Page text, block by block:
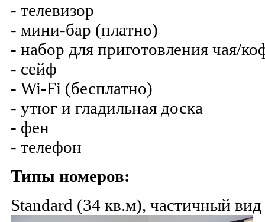
- телевизор
- мини-бар (платно)
- набор для приготовления чая/
- сейф
- Wi-Fi (бесплатно)
- утюг и гладильная доска
- фен
- телефон
Типы номеров:
Standard (34 кв.м), частичный вид